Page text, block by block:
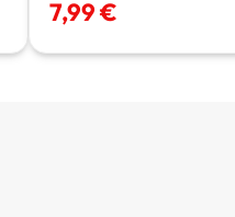
7,99 €